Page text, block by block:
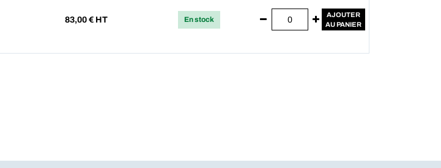
83,00 € HT En stock
AJOUTER
AU PANIER